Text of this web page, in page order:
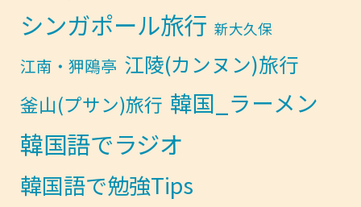
シンガポール旅行 新大久保
江南・狎鴎亭 江陵(カンヌン)旅行
釜山(プサン)旅行 韓国_ラーメン
韓国語でラジオ
韓国語で勉強Tips